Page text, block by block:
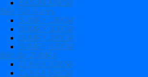
EASUN 6200W
Biến Tần Sumry
SUMRY 1800W
SUMRY 3000W
SUMRY 3800W
SUMRY 6200W
Biến tần ZUMAX
ZUMAX 3000W
ZUMAX 5500W